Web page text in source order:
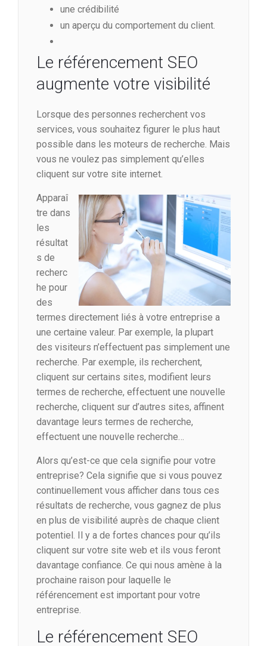
une crédibilité
un aperçu du comportement du client.
Le référencement SEO
augmente votre visibilité
Lorsque des personnes recherchent vos
services, vous souhaitez figurer le plus haut
possible dans les moteurs de recherche. Mais
vous ne voulez pas simplement qu’elles
cliquent sur votre site internet.
Apparaî
tre dans
les
résultat
s de
recherc
he pour
des
termes directement liés à votre entreprise a
une certaine valeur. Par exemple, la plupart
des visiteurs n’effectuent pas simplement une
recherche. Par exemple, ils recherchent,
cliquent sur certains sites, modifient leurs
termes de recherche, effectuent une nouvelle
recherche, cliquent sur d’autres sites, affinent
davantage leurs termes de recherche,
effectuent une nouvelle recherche…
Alors qu’est-ce que cela signifie pour votre
entreprise? Cela signifie que si vous pouvez
continuellement vous afficher dans tous ces
résultats de recherche, vous gagnez de plus
en plus de visibilité auprès de chaque client
potentiel. Il y a de fortes chances pour qu’ils
cliquent sur votre site web et ils vous feront
davantage confiance. Ce qui nous amène à la
prochaine raison pour laquelle le
référencement est important pour votre
entreprise.
Le référencement SEO